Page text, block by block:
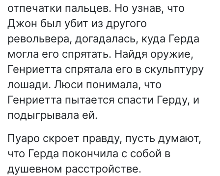
отпечатки пальцев. Но узнав, что
Джон был убит из другого
револьвера, догадалась, куда Герда
могла его спрятать. Найдя оружие,
Генриетта спрятала его в скульптуру
лошади. Люси понимала, что
Генриетта пытается спасти Герду, и
подыгрывала ей.
Пуаро скроет правду, пусть думают,
что Герда покончила с собой в
душевном расстройстве.